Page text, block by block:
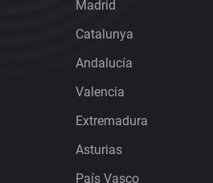
Madrid
Catalunya
Andalucía
Valencia
Extremadura
Asturias
País Vasco